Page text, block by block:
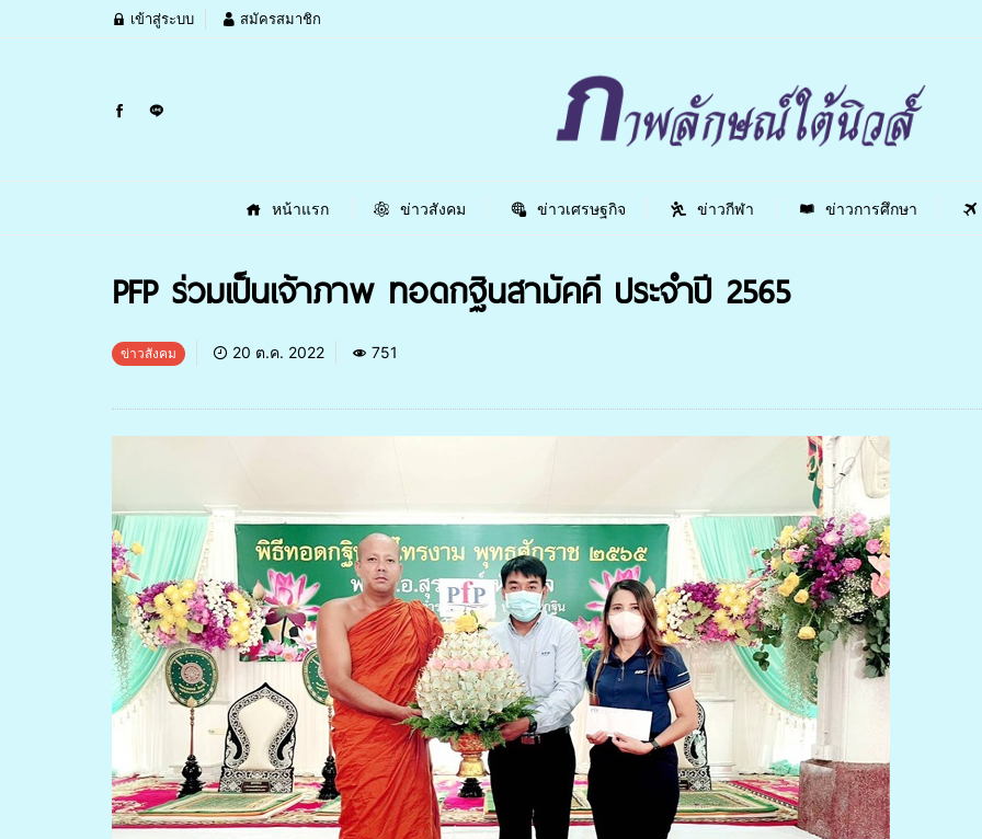
เข้าสู่ระบบ สมัครสมาชิก
หน้าแรก ข่าวสังคม ข่าวเศรษฐกิจ ข่าวกีฬา ข่าวการศึกษา
PFP ร่วมเป็นเจ้าภาพ ทอดกฐินสามัคคี ประจำปี 2565
ข่าวสังคม 20 ต.ค. 2022 751